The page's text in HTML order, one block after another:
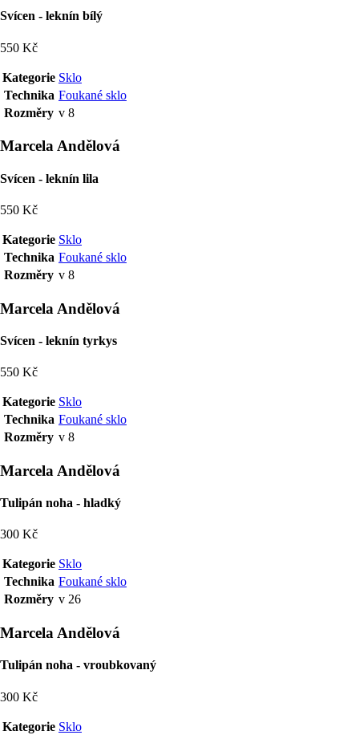
Svícen - leknín bílý
550 Kč
Kategorie Sklo
Technika Foukané sklo
Rozměry v 8
Marcela Andělová
Svícen - leknín lila
550 Kč
Kategorie Sklo
Technika Foukané sklo
Rozměry v 8
Marcela Andělová
Svícen - leknín tyrkys
550 Kč
Kategorie Sklo
Technika Foukané sklo
Rozměry v 8
Marcela Andělová
Tulipán noha - hladký
300 Kč
Kategorie Sklo
Technika Foukané sklo
Rozměry v 26
Marcela Andělová
Tulipán noha - vroubkovaný
300 Kč
Kategorie Sklo